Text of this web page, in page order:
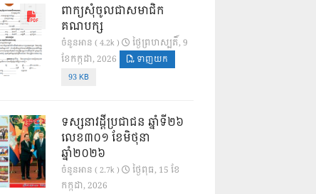
ពាក្យសុំចូលជាសមាជិក
គណបក្ស
ចំនួនអាន ( 4.2k )
ថ្ងៃ​ព្រហស្បតិ៍, 9
ខែ​កក្កដា, 2026
ទាញយក
93 KB
ទស្សនាវដ្ដីប្រជាជន ឆ្នាំទី២៦
លេខ៣០១ ខែមិថុនា
ឆ្នាំ២០២៦
ចំនួនអាន ( 2.7k )
ថ្ងៃ​ពុធ, 15 ខែ​
កក្កដា, 2026